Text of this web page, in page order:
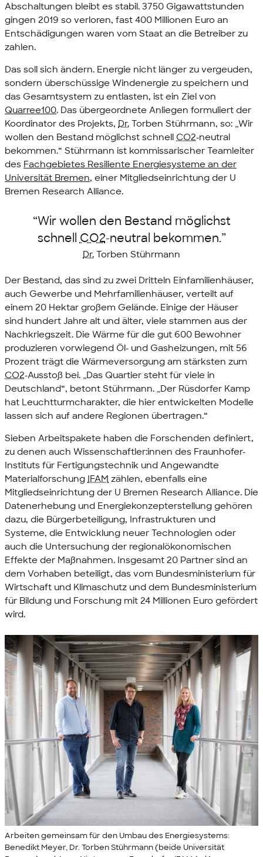
Abschaltungen bleibt es stabil. 3750 Gigawattstunden
gingen 2019 so verloren, fast 400 Millionen Euro an
Entschädigungen waren vom Staat an die Betreiber zu
zahlen.
Das soll sich ändern. Energie nicht länger zu vergeuden,
sondern überschüssige Windenergie zu speichern und
das Gesamtsystem zu entlasten, ist ein Ziel von
Quarree100. Das übergeordnete Anliegen formuliert der
Koordinator des Projekts, Dr. Torben Stührmann, so: „Wir
wollen den Bestand möglichst schnell CO2-neutral
bekommen.“ Stührmann ist kommissarischer Teamleiter
des Fachgebietes Resiliente Energiesysteme an der
Universität Bremen, einer Mitgliedseinrichtung der U
Bremen Research Alliance.
“Wir wollen den Bestand möglichst
schnellCO2-neutral bekommen.”
Dr. Torben Stührmann
Der Bestand, das sind zu zwei Dritteln Einfamilienhäuser,
auch Gewerbe und Mehrfamilienhäuser, verteilt auf
einem 20 Hektar großem Gelände. Einige der Häuser
sind hundert Jahre alt und älter, viele stammen aus der
Nachkriegszeit. Die Wärme für die gut 600 Bewohner
produzieren vorwiegend Öl- und Gasheizungen, mit 56
Prozent trägt die Wärmeversorgung am stärksten zum
CO2-Ausstoß bei. „Das Quartier steht für viele in
Deutschland“, betont Stührmann. „Der Rüsdorfer Kamp
hat Leuchtturmcharakter, die hier entwickelten Modelle
lassen sich auf andere Regionen übertragen.“
Sieben Arbeitspakete haben die Forschenden definiert,
zu denen auch Wissenschaftler:innen des Fraunhofer-
Instituts für Fertigungstechnik und Angewandte
Materialforschung IFAM zählen, ebenfalls eine
Mitgliedseinrichtung der U Bremen Research Alliance. Die
Datenerhebung und Energiekonzepterstellung gehören
dazu, die Bürgerbeteiligung, Infrastrukturen und
Systeme, die Entwicklung neuer Technologien oder
auch die Untersuchung der regionalökonomischen
Effekte der Maßnahmen. Insgesamt 20 Partner sind an
dem Vorhaben beteiligt, das vom Bundesministerium für
Wirtschaft und Klimaschutz und dem Bundesministerium
für Bildung und Forschung mit 24 Millionen Euro gefördert
wird.
Arbeiten gemeinsam für den Umbau des Energiesystems:
Benedikt Meyer, Dr. Torben Stührmann (beide Universität